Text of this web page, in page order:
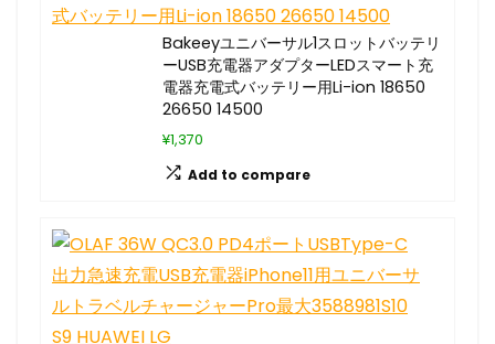
Bakeeyユニバーサル1スロットバッテリ
ーUSB充電器アダプターLEDスマート充
電器充電式バッテリー用Li-ion 18650
26650 14500
¥1,370
Add to compare